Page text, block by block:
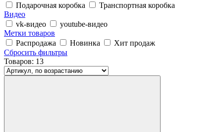
Подарочная коробка
Транспортная коробка
Видео
vk-видео
youtube-видео
Метки товаров
Распродажа
Новинка
Хит продаж
Сбросить фильтры
Товаров: 13